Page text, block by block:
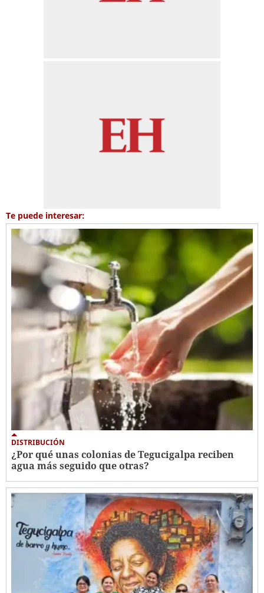
Te puede interesar:
DISTRIBUCIÓN
¿Por qué unas colonias de Tegucigalpa reciben
agua más seguido que otras?